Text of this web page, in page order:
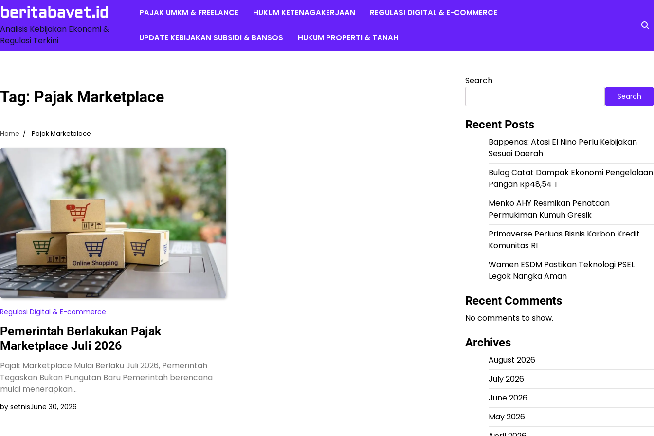
Skip
to
content
beritabavet.id
Analisis Kebijakan Ekonomi &
Regulasi Terkini
PAJAK UMKM & FREELANCE HUKUM KETENAGAKERJAAN REGULASI DIGITAL & E-COMMERCE
UPDATE KEBIJAKAN SUBSIDI & BANSOS HUKUM PROPERTI & TANAH
Tag: Pajak Marketplace
Home Pajak Marketplace
Regulasi Digital & E-commerce
Pemerintah Berlakukan Pajak
Marketplace Juli 2026
Pajak Marketplace Mulai Berlaku Juli 2026, Pemerintah
Tegaskan Bukan Pungutan Baru Pemerintah berencana
mulai menerapkan…
by setnisJune 30, 2026
Search
Search
Recent Posts
Bappenas: Atasi El Nino Perlu Kebijakan
Sesuai Daerah
Bulog Catat Dampak Ekonomi Pengelolaan
Pangan Rp48,54 T
Menko AHY Resmikan Penataan
Permukiman Kumuh Gresik
Primaverse Perluas Bisnis Karbon Kredit
Komunitas RI
Wamen ESDM Pastikan Teknologi PSEL
Legok Nangka Aman
Recent Comments
No comments to show.
Archives
August 2026
July 2026
June 2026
May 2026